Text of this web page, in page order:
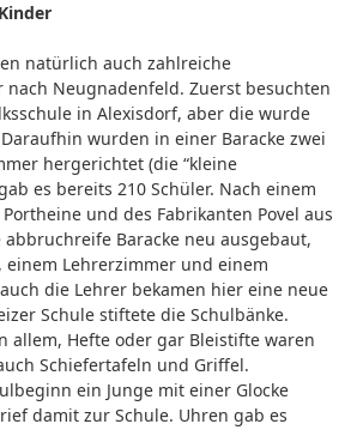
natürlich auch zahlreiche
Neugnadenfeld. Zuerst besuchten
in Alexisdorf, aber die wurde
wurden in einer Baracke zwei
hergerichtet (die “kleine
es bereits 210 Schüler. Nach einem
und des Fabrikanten Povel aus
Baracke neu ausgebaut,
einem Lehrerzimmer und einem
die Lehrer bekamen hier eine neue
Schule stiftete die Schulbänke.
allem, Hefte oder gar Bleistifte waren
Schiefertafeln und Griffel.
ein Junge mit einer Glocke
damit zur Schule. Uhren gab es